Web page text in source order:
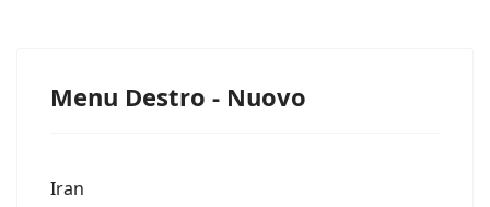
Menu Destro - Nuovo
Iran